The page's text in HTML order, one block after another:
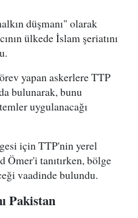
düşmanı" olarak
ülkede İslam şeriatını
yapan askerlere TTP
bulunarak, bunu
uygulanacağı
için TTP'nin yerel
Ömer'i tanıtırken, bölge
vaadinde bulundu.
Pakistan